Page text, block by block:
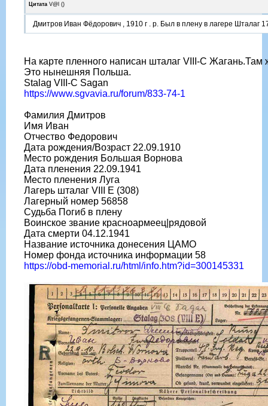
Цитата V@l ()
Дмитров Иван Фёдорович , 1910 г . р. Был в плену в лагере Шталаг
На карте пленного написан шталаг VIII-C Жагань.Там
Это нынешняя Польша.
Stalag VIII-C Sagan
https://www.sgvavia.ru/forum/833-74-1
Фамилия Дмитров
Имя Иван
Отчество Федорович
Дата рождения/Возраст 22.09.1910
Место рождения Большая Ворнова
Дата пленения 22.09.1941
Место пленения Луга
Лагерь шталаг VIII E (308)
Лагерный номер 56858
Судьба Погиб в плену
Воинское звание красноармеец|рядовой
Дата смерти 04.12.1941
Название источника донесения ЦАМО
Номер фонда источника информации 58
https://obd-memorial.ru/html/info.htm?id=300145331